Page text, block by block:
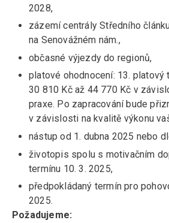
2028,
zázemí centrály Středního
na Senovážném nám.,
občasné výjezdy do regionů,
platové ohodnocení: 13.
30 810 Kč až 44 770 Kč v
praxe. Po zapracování bude
v závislosti na kvalitě výkonu
nástup od 1. dubna 2025 nebo
životopis spolu s motivačním
termínu 10. 3. 2025,
předpokládaný termín pro
2025.
Požadujeme: